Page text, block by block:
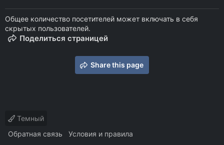
Общее количество посетителей может включать в себя
скрытых пользователей.
Поделиться страницей
Share this page
Темный
Обратная связь
Условия и правила